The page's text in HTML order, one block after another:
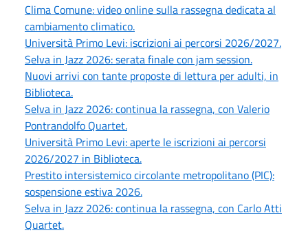
Clima Comune: video online sulla rassegna dedicata al
cambiamento climatico.
Università Primo Levi: iscrizioni ai percorsi 2026/2027.
Selva in Jazz 2026: serata finale con jam session.
Nuovi arrivi con tante proposte di lettura per adulti, in
Biblioteca.
Selva in Jazz 2026: continua la rassegna, con Valerio
Pontrandolfo Quartet.
Università Primo Levi: aperte le iscrizioni ai percorsi
2026/2027 in Biblioteca.
Prestito intersistemico circolante metropolitano (PIC):
sospensione estiva 2026.
Selva in Jazz 2026: continua la rassegna, con Carlo Atti
Quartet.